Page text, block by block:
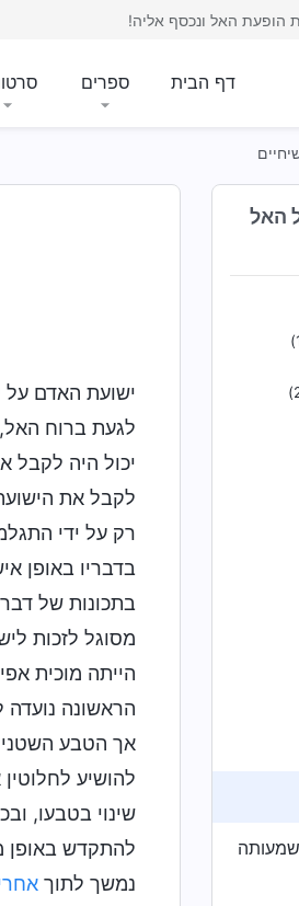
האל ונכסף אליה!
דף הבית ספרים
האל
ישועת האדם על
לגעת ברוח
יכול היה לקבל
לקבל את
רק על ידי
בדבריו באופן
בתכונות של
מסוגל לזכות
הייתה מוכית
הראשונה
אך הטבע השטני
להושיע
שינוי בטבעו,
להתקדש באופן
נמשך לתוך